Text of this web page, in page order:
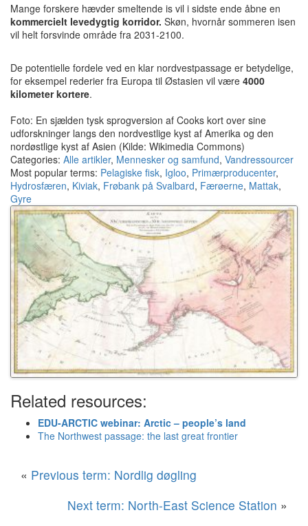
Mange forskere hævder smeltende is vil i sidste ende åbne en
kommercielt levedygtig korridor. Skøn, hvornår sommeren isen
vil helt forsvinde område fra 2031-2100.
De potentielle fordele ved en klar nordvestpassage er betydelige,
for eksempel rederier fra Europa til Østasien vil være 4000
kilometer kortere.
Foto: En sjælden tysk sprogversion af Cooks kort over sine
udforskninger langs den nordvestlige kyst af Amerika og den
nordøstlige kyst af Asien (Kilde: Wikimedia Commons)
Categories: Alle artikler, Mennesker og samfund, Vandressourcer
Most popular terms: Pelagiske fisk, Igloo, Primærproducenter,
Hydrosfæren, Kiviak, Frøbank på Svalbard, Færøerne, Mattak,
Gyre
Related resources:
EDU-ARCTIC webinar: Arctic – people’s land
The Northwest passage: the last great frontier
« Previous term: Nordlig døgling
Next term: North-East Science Station »